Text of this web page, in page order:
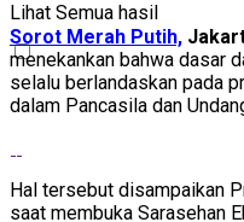
Lihat Semua hasil
Sorot Merah Putih,
menekankan bahwa dasar
selalu berlandaskan pada
dalam Pancasila dan
Hal tersebut disampaikan
saat membuka Sarasehan